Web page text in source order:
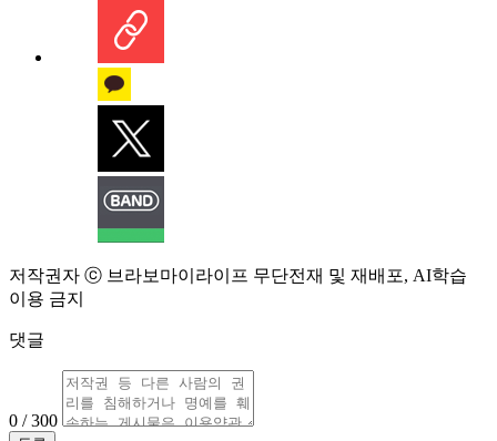
저작권자 ⓒ 브라보마이라이프 무단전재 및 재배포, AI학습
이용 금지
댓글
0 / 300